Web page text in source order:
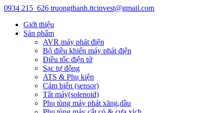
0934 215 626 truongthanh.ttcinvest@gmail.com
Giới thiệu
Sản phẩm
AVR máy phát điện
Bộ điều khiển máy phát điện
Điều tốc điện tử
Sạc tự động
ATS & Phụ kiện
Cảm biến (sensor)
Tắt máy(solenoid)
Phụ tùng máy phát xăng,dầu